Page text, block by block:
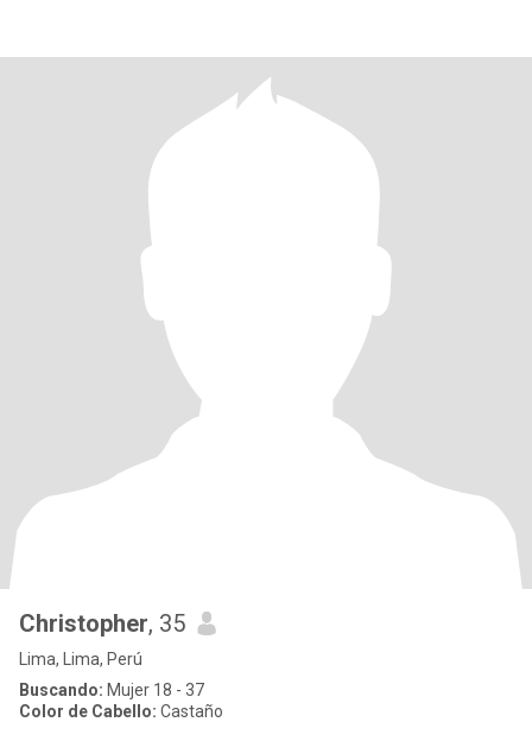
Christopher, 35
Lima, Lima, Perú
Buscando: Mujer 18 - 37
Color de Cabello: Castaño